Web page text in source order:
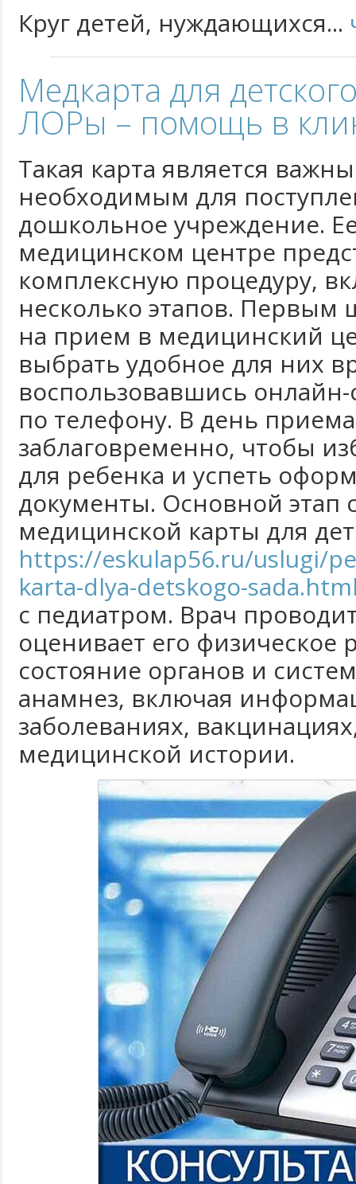
Круг детей, нуждающихся...
Медкарта для
ЛОРы – помощь в
Такая карта является
необходимым для
дошкольное учреждение.
медицинском центре
комплексную процедуру,
несколько этапов. Первым
на прием в медицинский
выбрать удобное для них
воспользовавшись
по телефону. В день
заблаговременно, чтобы
для ребенка и успеть
документы. Основной этап
медицинской карты для
https://eskulap56.ru/uslugi/
karta-dlya-detskogo-
с педиатром. Врач
оценивает его физическое
состояние органов и
анамнез, включая
заболеваниях,
медицинской истории.